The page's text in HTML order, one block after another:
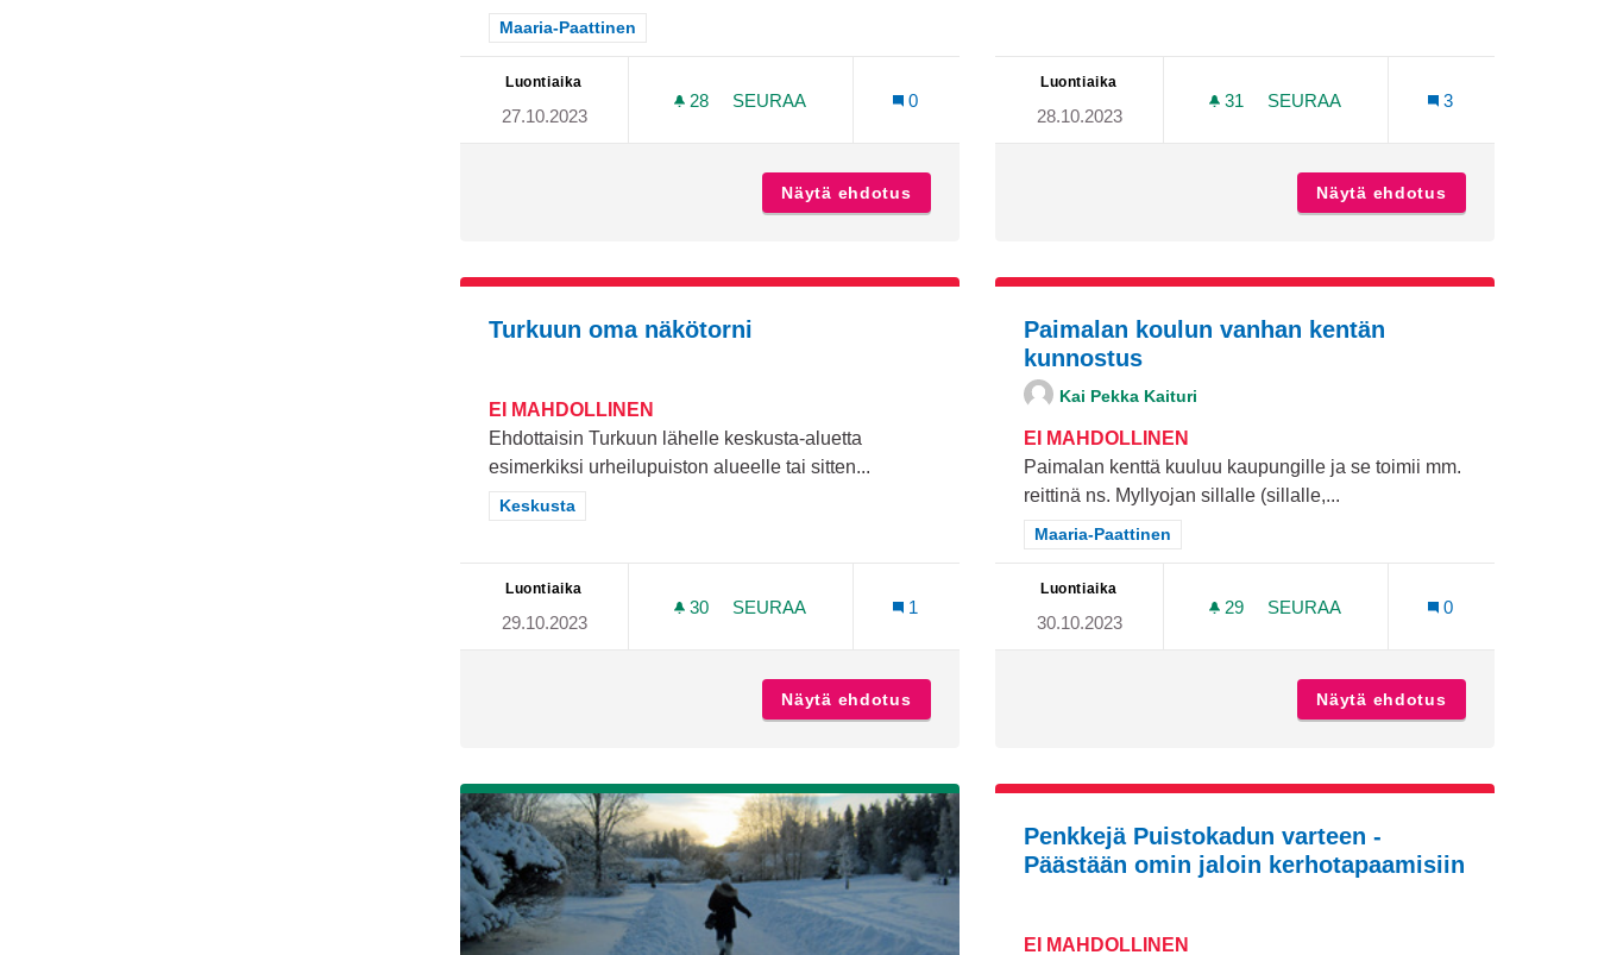
Rajaa tulokset teeman mukaan: Maaria-Paattinen
Maaria-Paattinen
Luontiaika
27.10.2023
28 28 SEURAAJAA
SEURAA
0
Näytä ehdotus
Luontiaika
28.10.2023
31 31 SEURAAJAA
SEURAA
3
Näytä ehdotus
Turkuun oma näkötorni
EI MAHDOLLINEN
Ehdottaisin Turkuun lähelle keskusta-aluetta
esimerkiksi urheilupuiston alueelle tai sitten...
Rajaa tulokset teeman mukaan: Keskusta
Keskusta
Luontiaika
29.10.2023
30 30 SEURAAJAA
SEURAA
1
Näytä ehdotus
Paimalan koulun vanhan kentän
kunnostus
Kai Pekka Kaituri
EI MAHDOLLINEN
Paimalan kenttä kuuluu kaupungille ja se toimii mm.
reittinä ns. Myllyojan sillalle (sillalle,...
Rajaa tulokset teeman mukaan: Maaria-Paattinen
Maaria-Paattinen
Luontiaika
30.10.2023
29 29 SEURAAJAA
SEURAA
0
Näytä ehdotus
Penkkejä Puistokadun varteen -
Päästään omin jaloin kerhotapaamisiin
EI MAHDOLLINEN